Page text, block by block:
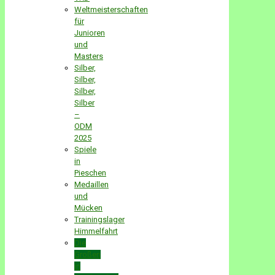
Weltmeisterschaften
für
Junioren
und
Masters
Silber,
Silber,
Silber,
Silber
–
ODM
2025
Spiele
in
Pieschen
Medaillen
und
Mücken
Trainingslager
Himmelfahrt
Die
Großen
in